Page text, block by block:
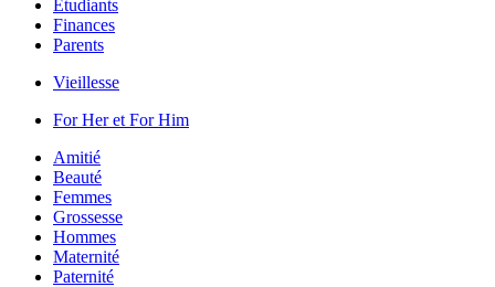
Étudiants
Finances
Parents
Vieillesse
For Her et For Him
Amitié
Beauté
Femmes
Grossesse
Hommes
Maternité
Paternité